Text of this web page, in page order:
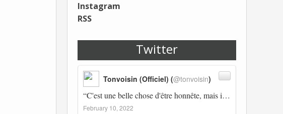
Instagram
RSS
Twitter
“C'est une belle chose d'être honnête, mais il est également important d'avoir raison.” Winston Churchill Réplico…
Tonvoisin (Officiel) (@tonvoisin)
February 10, 2022